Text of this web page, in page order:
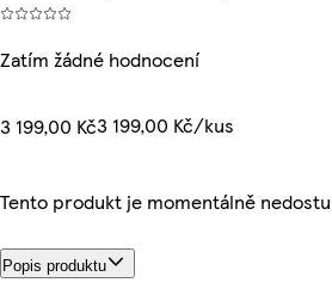
Zatím žádné hodnocení
3 199,00 Kč3 199,00 Kč/kus
Tento produkt je momentálně
Popis produktu